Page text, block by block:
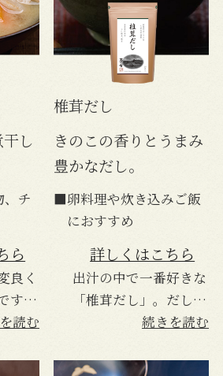
し
チ
ら
良く
す。
読む
椎茸だし
きのこの香りとうまみ
豊かなだし。
■卵料理や炊き込みご飯
におすすめ
詳しくはこちら
出汁の中で一番好きな
「椎茸だし」。だし巻
き卵や茶碗蒸しお蕎麦
ます。
続きを読む